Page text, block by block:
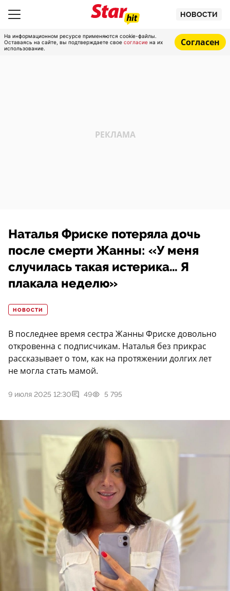
НОВОСТИ
На информационном ресурсе применяются cookie-файлы.
Оставаясь на сайте, вы подтверждаете свое согласие на их
использование.
Согласен
Наталья Фриске потеряла дочь
после смерти Жанны: «У меня
случилась такая истерика… Я
плакала неделю»
НОВОСТИ
В последнее время сестра Жанны Фриске довольно
откровенна с подписчикам. Наталья без прикрас
рассказывает о том, как на протяжении долгих лет
не могла стать мамой.
9 июля 2025 12:30 49 5 795